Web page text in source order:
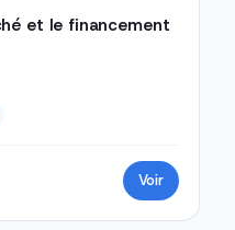
et le financement
Voir